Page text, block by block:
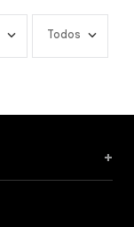
Todos
+